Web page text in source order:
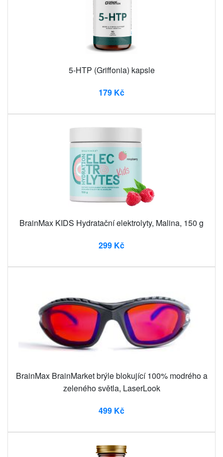
5-HTP (Griffonia) kapsle
179 Kč
BrainMax KIDS Hydratační elektrolyty, Malina, 150 g
299 Kč
BrainMax BrainMarket brýle blokující 100% modrého a
zeleného světla, LaserLook
499 Kč